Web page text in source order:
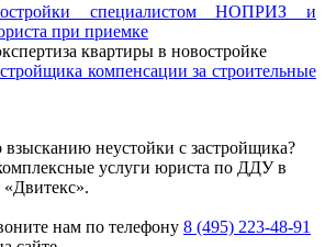
специалистом НОПРИЗ и
при приемке
квартиры в новостройке
компенсации за строительные
неустойки с застройщика?
услуги юриста по ДДУ в
нам по телефону 8 (495) 223-48-91